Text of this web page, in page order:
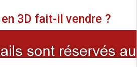
3D fait-il vendre ?